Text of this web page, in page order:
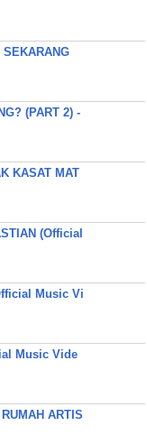
SEKARANG
(PART 2) -
KASAT MAT
(Official
Music Vi
Music Vide
ARTIS